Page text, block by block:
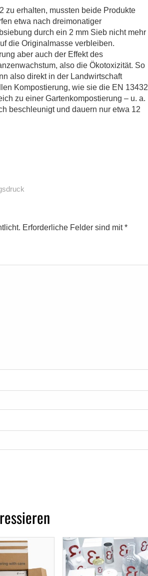
zu erhalten, mussten beide Produkte
etwa nach dreimonatiger
durch ein 2 mm Sieb nicht mehr
die Originalmasse verbleiben.
aber auch der Effekt des
also die Ökotoxizität. So
also direkt in der Landwirtschaft
Kompostierung, wie sie die EN 13432
zu einer Gartenkompostierung – u. a.
beschleunigt und dauern nur etwa 12
Erforderliche Felder sind mit*